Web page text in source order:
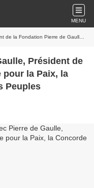
MENU
pour la Paix, la Concorde et l'Amitié entre les Peuples
Président de
les Peuples